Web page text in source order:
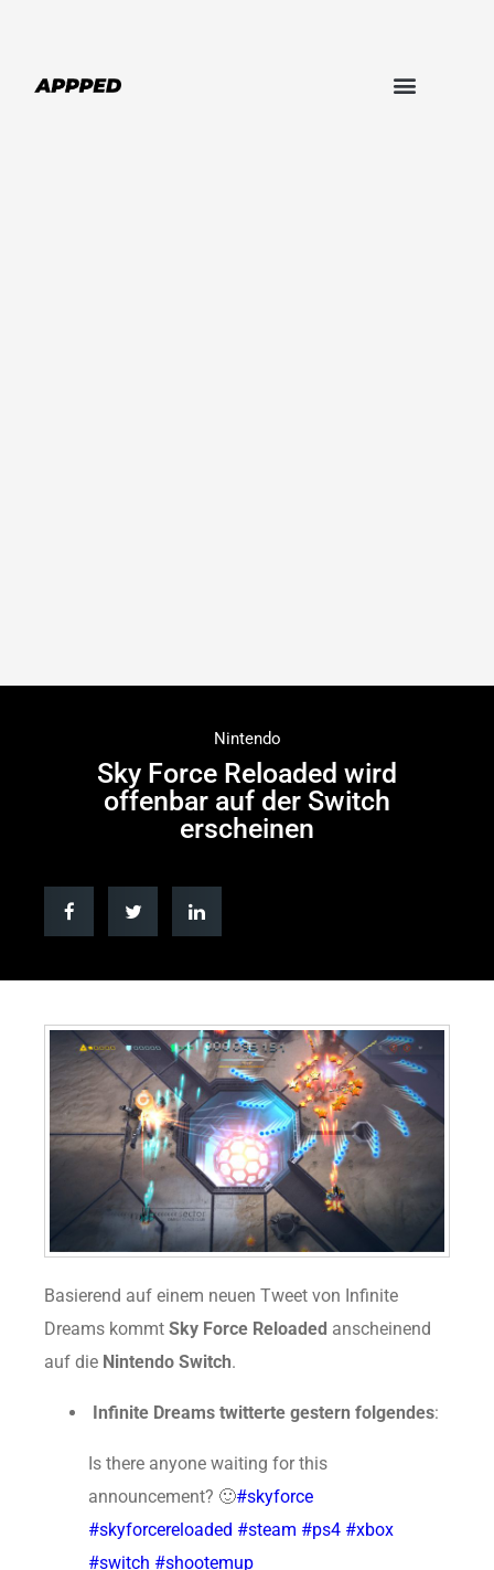
Nintendo
Sky Force Reloaded wird
offenbar auf der Switch
erscheinen
Basierend auf einem neuen Tweet von Infinite
Dreams kommt Sky Force Reloaded anscheinend
auf die Nintendo Switch.
Infinite Dreams twitterte gestern folgendes:
Is there anyone waiting for this
announcement? 🙂#skyforce
#skyforcereloaded #steam #ps4 #xbox
#switch #shootemup